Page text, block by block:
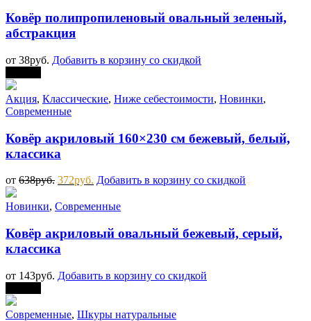
Ковёр полипропиленовый овальный зеленый,
абстракция
от 38руб. Добавить в корзину со скидкой
Акция, Классические, Ниже себестоимости, Новинки,
Современные
Ковёр акриловый 160×230 см бежевый, белый,
классика
от 638руб. 372руб. Добавить в корзину со скидкой
Новинки, Современные
Ковёр акриловый овальный бежевый, серый,
классика
от 143руб. Добавить в корзину со скидкой
Современные, Шкуры натуральные